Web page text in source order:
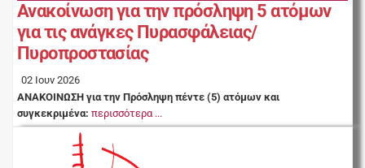
Ανακοίνωση για την πρόσληψη 5 ατόμων
για τις ανάγκες Πυρασφάλειας/
Πυροπροστασίας
02 Ιουν 2026
ΑΝΑΚΟΙΝΩΣΗ για την Πρόσληψη πέντε (5) ατόμων και
συγκεκριμένα: περισσότερα ...